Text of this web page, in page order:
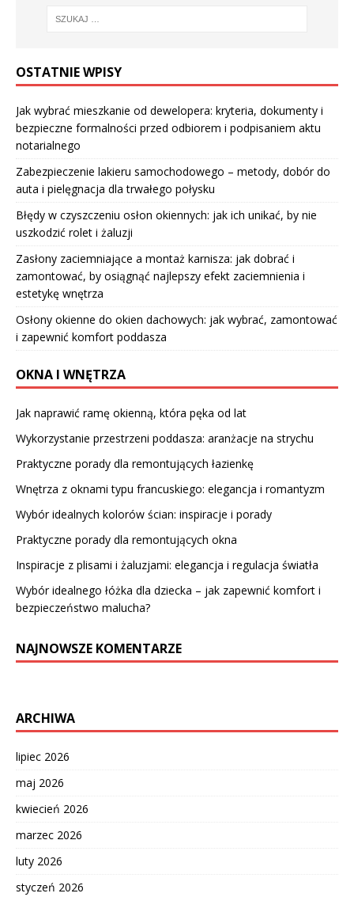
OSTATNIE WPISY
Jak wybrać mieszkanie od dewelopera: kryteria, dokumenty i
bezpieczne formalności przed odbiorem i podpisaniem aktu
notarialnego
Zabezpieczenie lakieru samochodowego – metody, dobór do
auta i pielęgnacja dla trwałego połysku
Błędy w czyszczeniu osłon okiennych: jak ich unikać, by nie
uszkodzić rolet i żaluzji
Zasłony zaciemniające a montaż karnisza: jak dobrać i
zamontować, by osiągnąć najlepszy efekt zaciemnienia i
estetykę wnętrza
Osłony okienne do okien dachowych: jak wybrać, zamontować
i zapewnić komfort poddasza
OKNA I WNĘTRZA
Jak naprawić ramę okienną, która pęka od lat
Wykorzystanie przestrzeni poddasza: aranżacje na strychu
Praktyczne porady dla remontujących łazienkę
Wnętrza z oknami typu francuskiego: elegancja i romantyzm
Wybór idealnych kolorów ścian: inspiracje i porady
Praktyczne porady dla remontujących okna
Inspiracje z plisami i żaluzjami: elegancja i regulacja światła
Wybór idealnego łóżka dla dziecka – jak zapewnić komfort i
bezpieczeństwo malucha?
NAJNOWSZE KOMENTARZE
ARCHIWA
lipiec 2026
maj 2026
kwiecień 2026
marzec 2026
luty 2026
styczeń 2026